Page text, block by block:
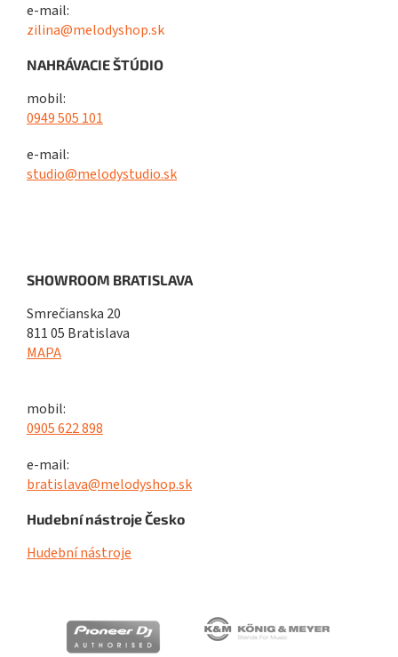
e-mail:
zilina@melodyshop.sk
NAHRÁVACIE ŠTÚDIO
mobil:
0949 505 101
e-mail:
studio@melodystudio.sk
SHOWROOM BRATISLAVA
Smrečianska 20
811 05 Bratislava
MAPA
mobil:
0905 622 898
e-mail:
bratislava@melodyshop.sk
Hudební nástroje Česko
Hudební nástroje